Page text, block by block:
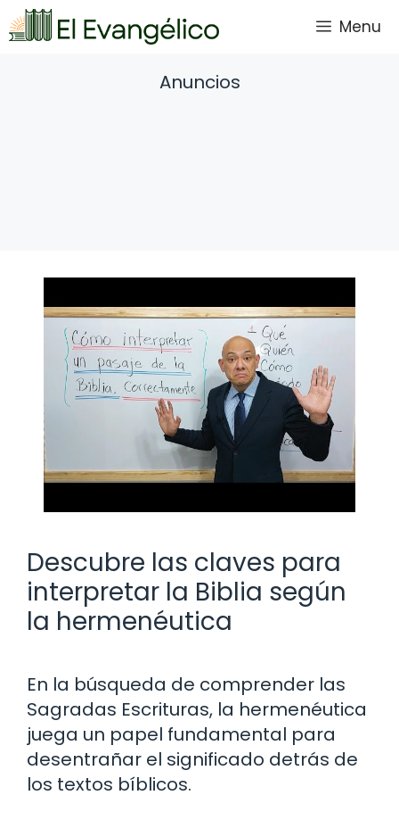
Saltar
al
Menu
Anuncios
Descubre las claves para
interpretar la Biblia según
la hermenéutica
En la búsqueda de comprender las
Sagradas Escrituras, la hermenéutica
juega un papel fundamental para
desentrañar el significado detrás de
los textos bíblicos.